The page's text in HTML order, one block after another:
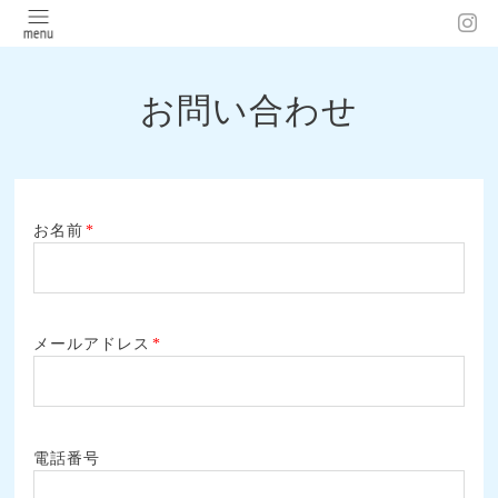
お問い合わせ
お名前 *
メールアドレス *
電話番号